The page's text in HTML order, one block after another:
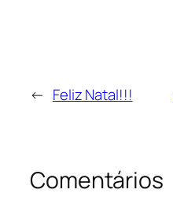
← Feliz Natal!!!
Comentários